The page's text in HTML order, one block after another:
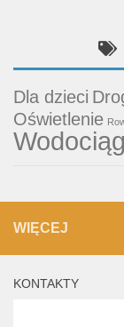
Dla dzieci
Oświetlenie
WIĘCEJ
KONTAKTY